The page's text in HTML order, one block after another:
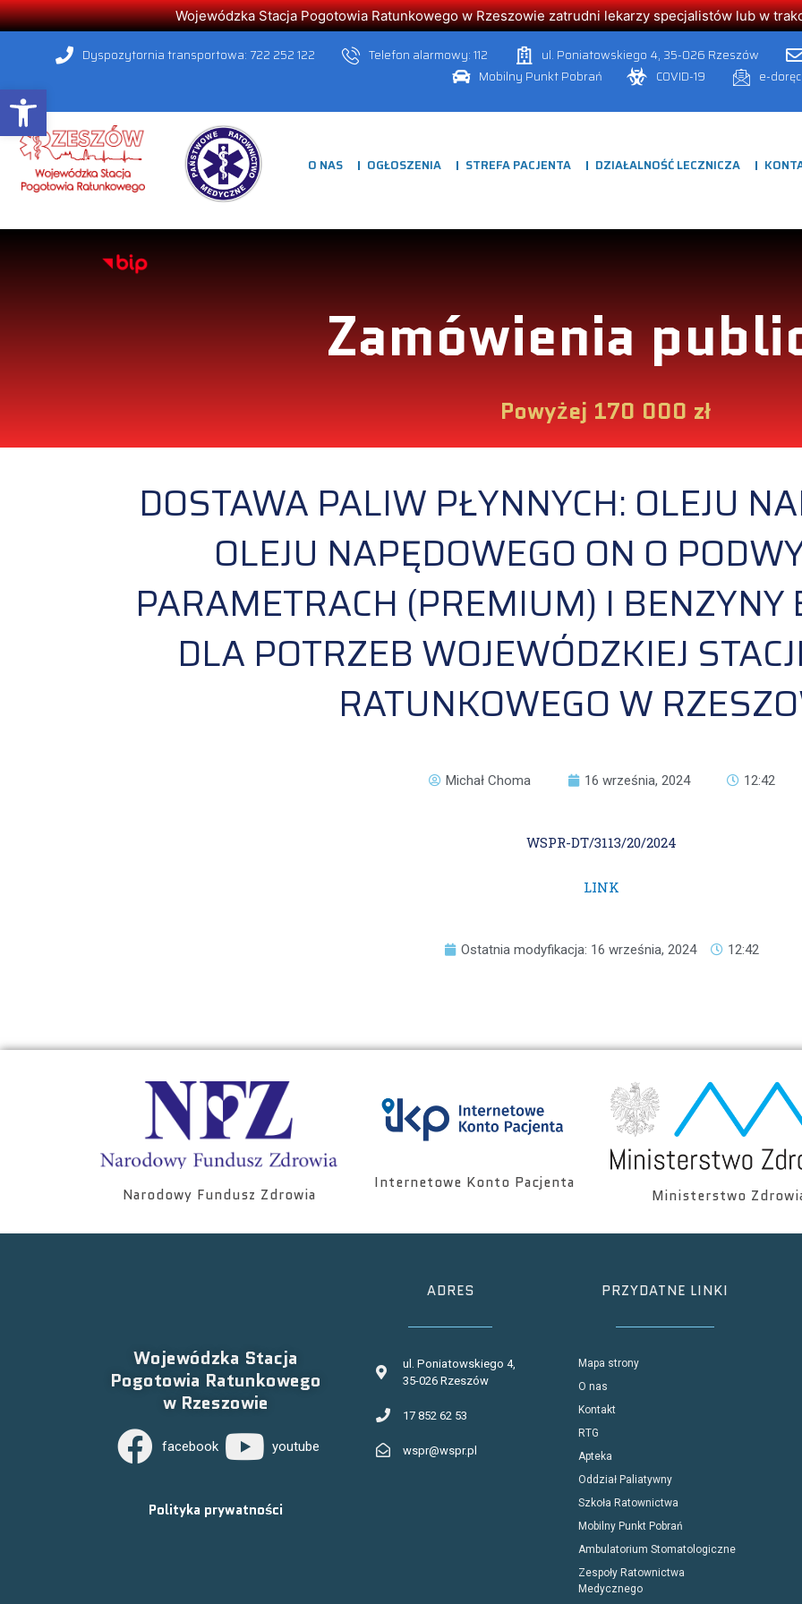
Open toolbar
Wojewódzka Stacja Pogotowia Ratunkowego w Rzeszowie zatrudni lekarzy specjalistów lub w
Dyspozytornia transportowa: 722 252 122 Telefon alarmowy: 112
ul. Poniatowskiego 4, 35-026 Rzeszów
Mobilny Punkt Pobrań
COVID-19 e-
O NAS OGŁOSZENIA STREFA PACJENTA DZIAŁALNOŚĆ LECZNICZA
Zamówienia
Powyżej 170 000 zł
DOSTAWA PALIW PŁYNNYCH: OLEJU
OLEJU NAPĘDOWEGO ON O
PARAMETRACH (PREMIUM) I BENZYNY
DLA POTRZEB WOJEWÓDZKIEJ
RATUNKOWEGO W
Michał Choma 16 września, 2024 12:42
WSPR-DT/3113/20/2024
LINK
Ostatnia modyfikacja: 16 września, 2024 12:42
Narodowy Fundusz Zdrowia
Internetowe Konto Pacjenta
Ministerstwo
Wojewódzka Stacja
Pogotowia Ratunkowego
w Rzeszowie
facebook youtube
Polityka prywatności
ADRES
ul. Poniatowskiego 4,
35-026 Rzeszów
17 852 62 53
wspr@wspr.pl
PRZYDATNE LINKI
Mapa strony
O nas
Kontakt
RTG
Apteka
Oddział Paliatywny
Szkoła Ratownictwa
Mobilny Punkt Pobrań
Ambulatorium Stomatologiczne
Zespoły Ratownictwa
Medycznego